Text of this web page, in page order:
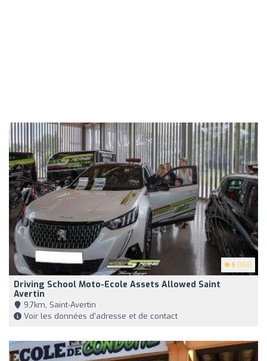
5 (154)
Driving School Moto-Ecole Assets Allowed Saint
Avertin
9,7km, Saint-Avertin
Voir les données d'adresse et de contact